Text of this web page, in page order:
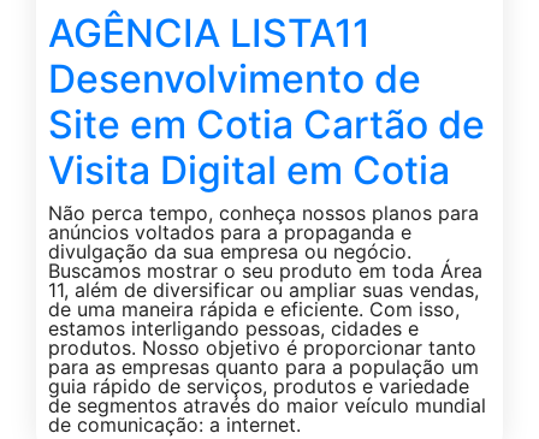
AGÊNCIA LISTA11
Desenvolvimento de
Site em Cotia Cartão de
Visita Digital em Cotia
Não perca tempo, conheça nossos planos para
anúncios voltados para a propaganda e
divulgação da sua empresa ou negócio.
Buscamos mostrar o seu produto em toda Área
11, além de diversificar ou ampliar suas vendas,
de uma maneira rápida e eficiente. Com isso,
estamos interligando pessoas, cidades e
produtos. Nosso objetivo é proporcionar tanto
para as empresas quanto para a população um
guia rápido de serviços, produtos e variedade
de segmentos através do maior veículo mundial
de comunicação: a internet.